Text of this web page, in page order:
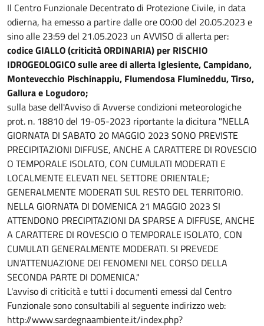
Il Centro Funzionale Decentrato di Protezione Civile, in data
odierna, ha emesso a partire dalle ore 00:00 del 20.05.2023 e
sino alle 23:59 del 21.05.2023 un AVVISO di allerta per:
codice GIALLO (criticità ORDINARIA) per RISCHIO
IDROGEOLOGICO sulle aree di allerta Iglesiente, Campidano,
Montevecchio Pischinappiu, Flumendosa Flumineddu, Tirso,
Gallura e Logudoro;
sulla base dell'Avviso di Avverse condizioni meteorologiche
prot. n. 18810 del 19-05-2023 riportante la dicitura "NELLA
GIORNATA DI SABATO 20 MAGGIO 2023 SONO PREVISTE
PRECIPITAZIONI DIFFUSE, ANCHE A CARATTERE DI ROVESCIO
O TEMPORALE ISOLATO, CON CUMULATI MODERATI E
LOCALMENTE ELEVATI NEL SETTORE ORIENTALE;
GENERALMENTE MODERATI SUL RESTO DEL TERRITORIO.
NELLA GIORNATA DI DOMENICA 21 MAGGIO 2023 SI
ATTENDONO PRECIPITAZIONI DA SPARSE A DIFFUSE, ANCHE
A CARATTERE DI ROVESCIO O TEMPORALE ISOLATO, CON
CUMULATI GENERALMENTE MODERATI. SI PREVEDE
UN’ATTENUAZIONE DEI FENOMENI NEL CORSO DELLA
SECONDA PARTE DI DOMENICA."
L'avviso di criticità e tutti i documenti emessi dal Centro
Funzionale sono consultabili al seguente indirizzo web:
http://www.sardegnaambiente.it/index.php?